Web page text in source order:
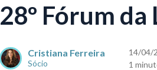
28º Fórum
Cristiana Ferreira
Sócio
14/04/
1